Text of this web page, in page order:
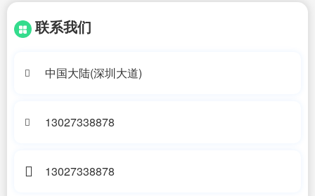
联系我们
中国大陆(深圳大道)
13027338878
13027338878